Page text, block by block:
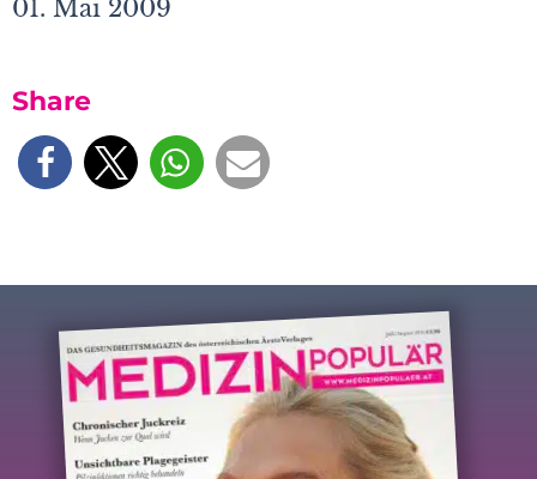
01. Mai 2009
Share